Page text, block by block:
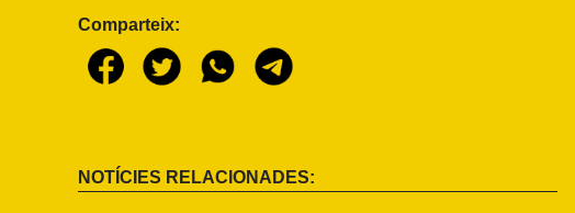
Comparteix:
NOTÍCIES RELACIONADES: